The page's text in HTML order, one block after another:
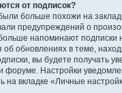
от подписок?
больше похожи на
предупреждений о
напоминают
об обновлениях в теме,
вы будете получать
форуме. Настройки
на вкладке «Личные